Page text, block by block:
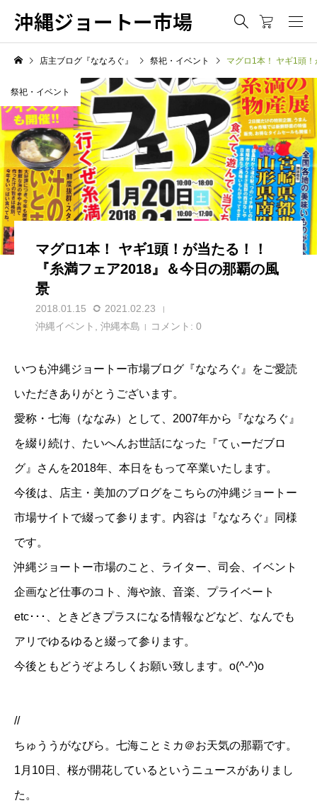
沖縄ジョートー市場
店主ブログ『ななろぐ』 祭祀・イベント マグロ1本！ ヤギ1頭
祭祀・イベント
マグロ1本！ ヤギ1頭！が当たる！！
『糸満フェア2018』＆今日の那覇の風
景
2018.01.15
2021.02.23
沖縄イベント
沖縄本島 コメント: 0
いつも沖縄ジョートー市場ブログ『ななろぐ』をご愛読
いただきありがとうございます。
愛称・七海（ななみ）として、2007年から『ななろぐ』
を綴り続け、たいへんお世話になった『てぃーだブロ
グ』さんを2018年、本日をもって卒業いたします。
今後は、店主・美加のブログをこちらの沖縄ジョートー
市場サイトで綴って参ります。内容は『ななろぐ』同様
です。
沖縄ジョートー市場のこと、ライター、司会、イベント
企画など仕事のコト、海や旅、音楽、プライベート
etc･･･、ときどきプラスになる情報などなど、なんでも
アリでゆるゆると綴って参ります。
今後ともどうぞよろしくお願い致します。o(^-^)o
//
ちゅううがなびら。七海ことミカ＠お天気の那覇です。
1月10日、桜が開花しているというニュースがありまし
た。